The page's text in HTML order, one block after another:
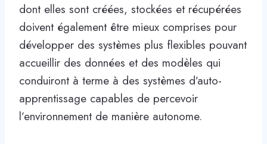
dont elles sont créées, stockées et récupérées
doivent également être mieux comprises pour
développer des systèmes plus flexibles pouvant
accueillir des données et des modèles qui
conduiront à terme à des systèmes d’auto-
apprentissage capables de percevoir
l’environnement de manière autonome.